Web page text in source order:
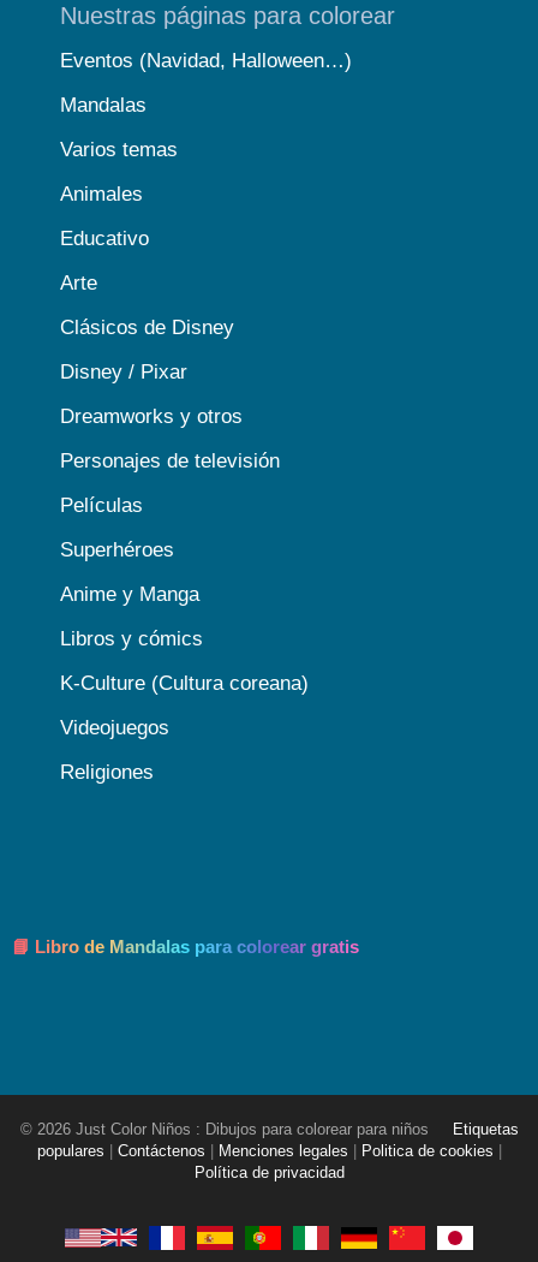
Nuestras páginas para colorear
Eventos (Navidad, Halloween…)
Mandalas
Varios temas
Animales
Educativo
Arte
Clásicos de Disney
Disney / Pixar
Dreamworks y otros
Personajes de televisión
Películas
Superhéroes
Anime y Manga
Libros y cómics
K-Culture (Cultura coreana)
Videojuegos
Religiones
📘 Libro de Mandalas para colorear gratis
© 2026 Just Color Niños : Dibujos para colorear para niños
Etiquetas
populares
Contáctenos Menciones legales Politica de cookies
Política de privacidad